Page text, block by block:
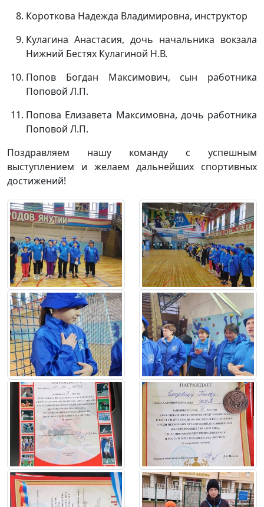
Короткова Надежда Владимировна, инструктор
Кулагина Анастасия, дочь начальника вокзала
Нижний Бестях Кулагиной Н.В.
Попов Богдан Максимович, сын работника
Поповой Л.П.
Попова Елизавета Максимовна, дочь работника
Поповой Л.П.
Поздравляем нашу команду с успешным
выступлением и желаем дальнейших спортивных
достижений!